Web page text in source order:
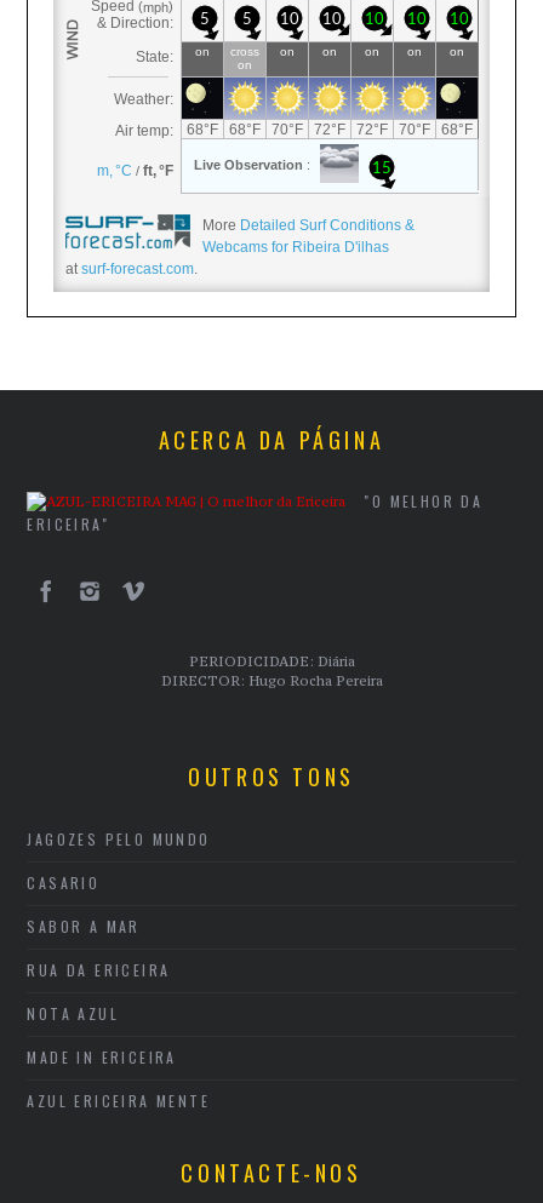
More Detailed Surf Conditions &
Webcams for Ribeira D'ilhas
atsurf-forecast.com.
ACERCA DA PÁGINA
"O MELHOR DA
ERICEIRA"
PERIODICIDADE: Diária
DIRECTOR: Hugo Rocha Pereira
OUTROS TONS
JAGOZES PELO MUNDO
CASARIO
SABOR A MAR
RUA DA ERICEIRA
NOTA AZUL
MADE IN ERICEIRA
AZUL ERICEIRA MENTE
CONTACTE-NOS